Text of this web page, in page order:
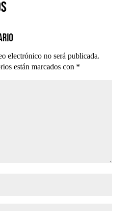
electrónico no será publicada.
están marcados con *